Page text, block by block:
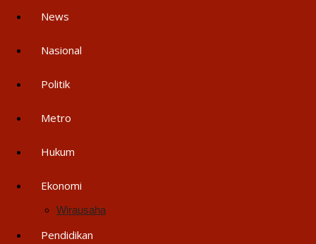
News
Nasional
Politik
Metro
Hukum
Ekonomi
Wirausaha
Pendidikan